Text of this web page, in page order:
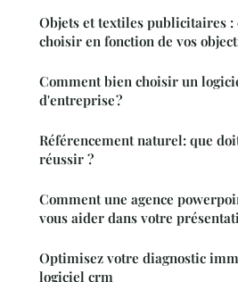
Objets et textiles publicitaires :
choisir en fonction de vos
Comment bien choisir un
d'entreprise ?
Référencement naturel: que
réussir ?
Comment une agence
vous aider dans votre
Optimisez votre diagnostic
logiciel crm